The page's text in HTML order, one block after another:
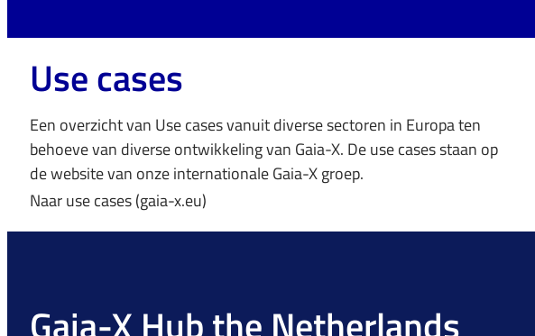
Use cases
Een overzicht van Use cases vanuit diverse sectoren in Europa ten
behoeve van diverse ontwikkeling van Gaia-X. De use cases staan op
de website van onze internationale Gaia-X groep.
Naar use cases (gaia-x.eu)